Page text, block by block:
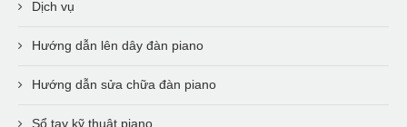
Dịch vụ
Hướng dẫn lên dây đàn piano
Hướng dẫn sửa chữa đàn piano
Sổ tay kỹ thuật piano